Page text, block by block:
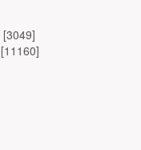
[3049]
[11160]